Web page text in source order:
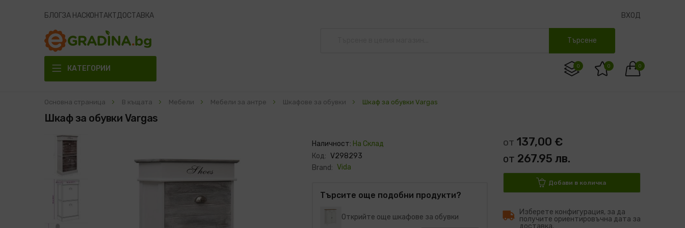
БЛОГЗА НАСКОНТАКТДОСТАВКА ВХОД
Търсене
КАТЕГОРИИ 0
0 0
Основна страница В къщата Мебели Мебели за антре Шкафове за обувки Шкаф за обувки Vargas
Шкаф за обувки Vargas
Преминете
Наличност: На Склад
Код: V298293
Brand: Vida
Търсите още подобни продукти?
Открийте още шкафове за обувки
от 137,00 €
от 267.95 лв.
Добави в количка
Изберете конфигурация, за да
получите ориентировъчна дата за
доставка.